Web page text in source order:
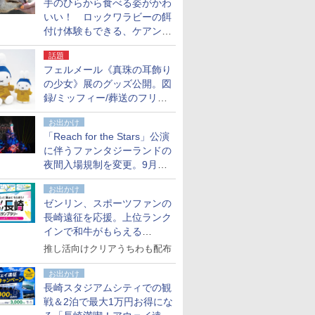
手のひらから食べる姿がかわ
いい！ ロックワラビーの餌
付け体験もできる、ケアンズ
でアサートン高原の日本語ガ
イド付きツアーに参加してみ
た
話題
フェルメール《真珠の耳飾り
の少女》展のグッズ公開。図
録/ミッフィー/葬送のフリー
レンほか、注目ブランドコラ
ボが実現
お出かけ
「Reach for the Stars」公演
に伴うファンタジーランドの
夜間入場規制を変更。9月か
ら18時50分～20時ごろに
お出かけ
ゼンリン、スポーツファンの
長崎遠征を応援。上位ランク
インで和牛がもらえる
「GO！GO！長崎スタンプラ
推し活向けクリアうちわも配布
お出かけ
長崎スタジアムシティでの観
戦＆2泊で最大1万円お得にな